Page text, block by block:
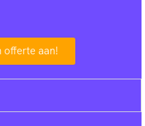
offerte aan!